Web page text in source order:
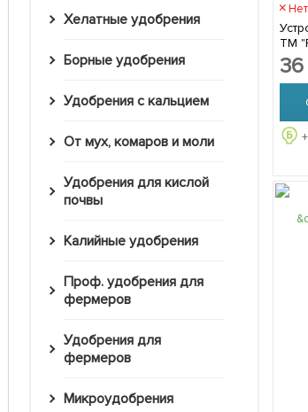
Хелатные удобрения
Борные удобрения
Удобрения с кальцием
От мух, комаров и моли
Удобрения для кислой
почвы
Калийные удобрения
Проф. удобрения для
фермеров
Удобрения для
фермеров
Микроудобрения
ТМ
36
+